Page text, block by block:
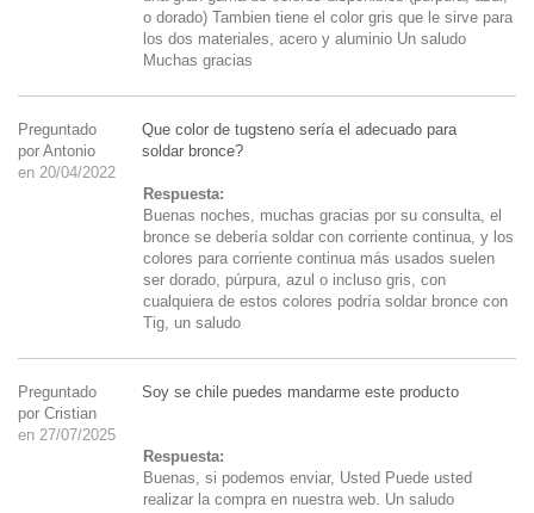
o dorado) Tambien tiene el color gris que le sirve para
los dos materiales, acero y aluminio Un saludo
Muchas gracias
Preguntado
por Antonio
en 20/04/2022
Que color de tugsteno sería el adecuado para
soldar bronce?
Respuesta:
Buenas noches, muchas gracias por su consulta, el
bronce se debería soldar con corriente continua, y los
colores para corriente continua más usados suelen
ser dorado, púrpura, azul o incluso gris, con
cualquiera de estos colores podría soldar bronce con
Tig, un saludo
Preguntado
por Cristian
en 27/07/2025
Soy se chile puedes mandarme este producto
Respuesta:
Buenas, si podemos enviar, Usted Puede usted
realizar la compra en nuestra web. Un saludo